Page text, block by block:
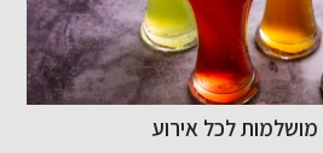
לכל אירוע